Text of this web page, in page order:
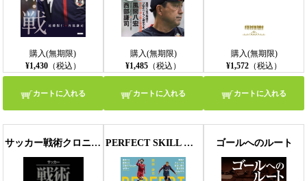
購入(無期限)
¥1,430（税込）
カートに入れる
購入(無期限)
¥1,485 （税込）
カートに入れる
購入(無期限)
¥1,572 （税込）
カートに入れる
サッカー戦術クロニクル PERFECT SKILL 世界トッププレイヤーの究極スキルを解説する ゴールへのルート